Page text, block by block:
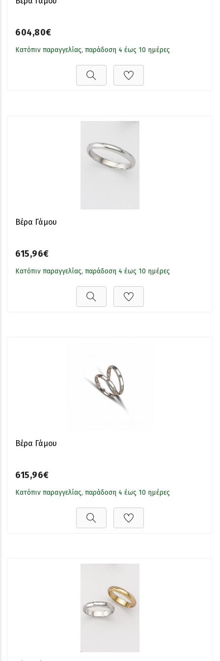
604,80€
Κατόπιν παραγγελίας, παράδοση 4 έως 10 ημέρες
Βέρα Γάμου
615,96€
Κατόπιν παραγγελίας, παράδοση 4 έως 10 ημέρες
Βέρα Γάμου
615,96€
Κατόπιν παραγγελίας, παράδοση 4 έως 10 ημέρες